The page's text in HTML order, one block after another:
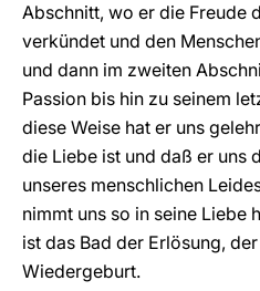
Abschnitt, wo er die Freude
verkündet und den
und dann im zweiten
Passion bis hin zu seinem
diese Weise hat er uns
die Liebe ist und daß er uns
unseres menschlichen
nimmt uns so in seine Liebe
ist das Bad der Erlösung,
Wiedergeburt.